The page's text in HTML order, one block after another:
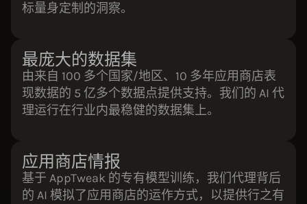
标量身定制的洞察。
最庞大的数据集
由来自 100 多个国家/地区、10 多年应用商店表
现数据的 5 亿多个数据点提供支持。我们的 AI 代
理运行在行业内最稳健的数据集上。
应用商店情报
基于 AppTweak 的专有模型训练，我们代理背后
的 AI 模拟了应用商店的运作方式，以提供行之有